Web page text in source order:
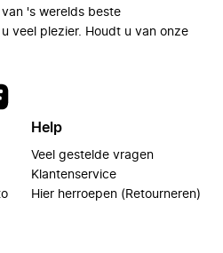
's werelds beste
veel plezier. Houdt u van onze
Help
Veel gestelde vragen
Klantenservice
Hier herroepen (Retourneren)